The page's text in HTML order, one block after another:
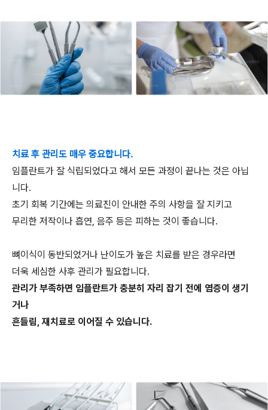
치료 후 관리도 매우 중요합니다.
임플란트가 잘 식립되었다고 해서 모든 과정이 끝나는 것은 아닙
니다.
초기 회복 기간에는 의료진이 안내한 주의 사항을 잘 지키고
무리한 저작이나 흡연, 음주 등은 피하는 것이 좋습니다.
뼈이식이 동반되었거나 난이도가 높은 치료를 받은 경우라면
더욱 세심한 사후 관리가 필요합니다.
관리가 부족하면 임플란트가 충분히 자리 잡기 전에 염증이 생기
거나
흔들림, 재치료로 이어질 수 있습니다.